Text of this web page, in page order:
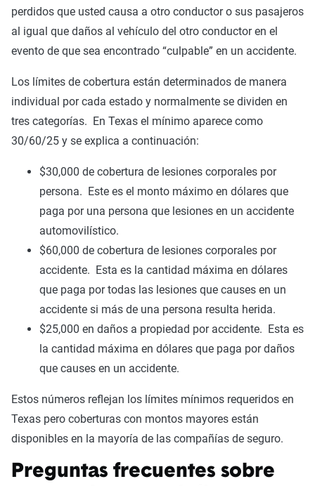
perdidos que usted causa a otro conductor o sus pasajeros
al igual que daños al vehículo del otro conductor en el
evento de que sea encontrado “culpable” en un accidente.
Los límites de cobertura están determinados de manera
individual por cada estado y normalmente se dividen en
tres categorías. En Texas el mínimo aparece como
30/60/25 y se explica a continuación:
$30,000 de cobertura de lesiones corporales por
persona. Este es el monto máximo en dólares que
paga por una persona que lesiones en un accidente
automovilístico.
$60,000 de cobertura de lesiones corporales por
accidente. Esta es la cantidad máxima en dólares
que paga por todas las lesiones que causes en un
accidente si más de una persona resulta herida.
$25,000 en daños a propiedad por accidente. Esta es
la cantidad máxima en dólares que paga por daños
que causes en un accidente.
Estos números reflejan los límites mínimos requeridos en
Texas pero coberturas con montos mayores están
disponibles en la mayoría de las compañías de seguro.
Preguntas frecuentes sobre